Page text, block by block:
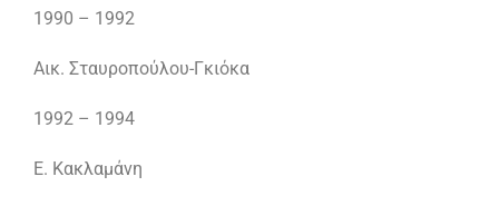
1990 – 1992
Αικ. Σταυροπούλου-Γκιόκα
1992 – 1994
Ε. Κακλαμάνη